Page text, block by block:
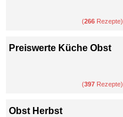
(266 Rezepte)
Preiswerte Küche Obst
(397 Rezepte)
Obst Herbst